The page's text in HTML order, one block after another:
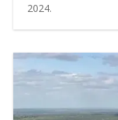
2024.